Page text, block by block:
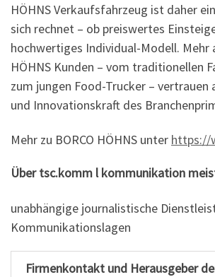
HÖHNS Verkaufsfahrzeug ist daher
sich rechnet – ob preiswertes
hochwertiges Individual-Modell. Mehr
HÖHNS Kunden – vom traditionellen
zum jungen Food-Trucker –
und Innovationskraft des
Mehr zu BORCO HÖHNS unter https://
Über tsc.komm l kommunikation
unabhängige journalistische
Kommunikationslagen
Firmenkontakt und Herausgeber